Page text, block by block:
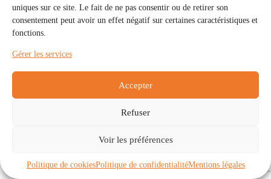
uniques sur ce site. Le fait de ne pas consentir ou de retirer son
consentement peut avoir un effet négatif sur certaines caractéristiques et
fonctions.
Gérer les services
Accepter
Refuser
Voir les préférences
Politique de cookiesPolitique de confidentialitéMentions légales
Communautés
À propos
Politique de cookies (UE)